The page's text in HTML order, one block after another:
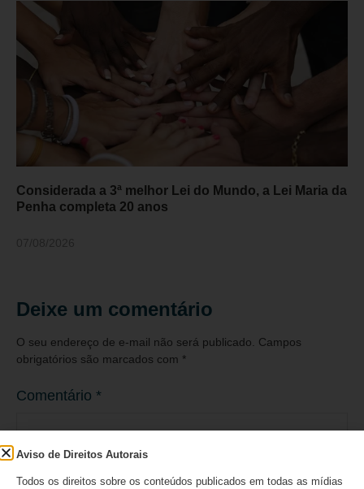
Considerada a 3ª melhor Lei do Mundo, a Lei Maria da
Penha completa 20 anos
Deixe um comentário
O seu endereço de e-mail não será publicado.
Campos
obrigatórios são marcados com *
Comentário *
Aviso de Direitos Autorais
Todos os direitos sobre os conteúdos publicados em todas as mídias